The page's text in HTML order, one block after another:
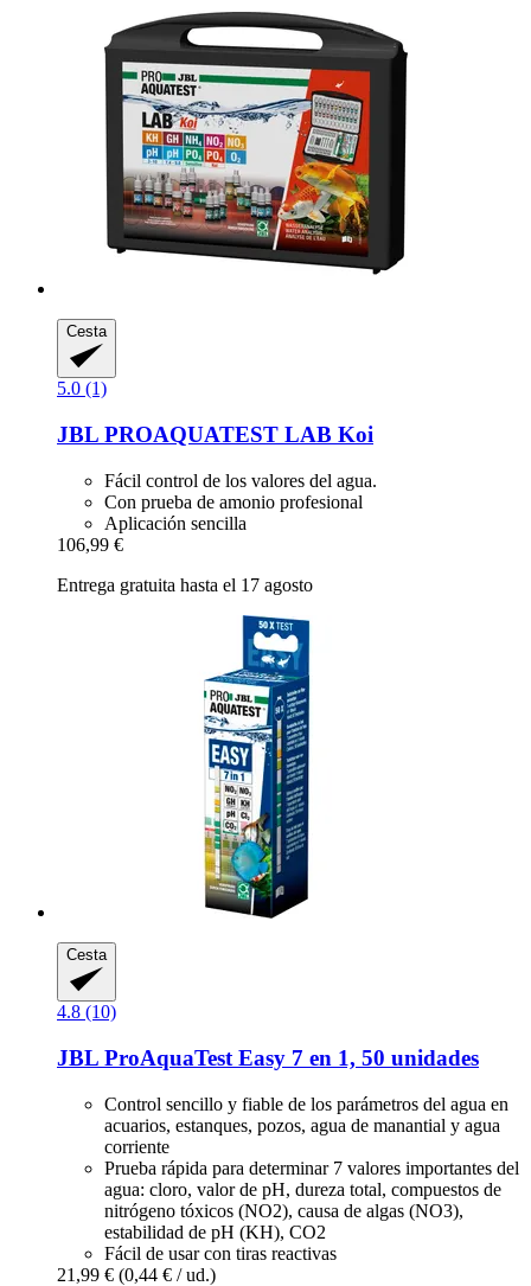
Cesta
5.0 (1)
JBL PROAQUATEST LAB Koi
Fácil control de los valores del agua.
Con prueba de amonio profesional
Aplicación sencilla
106,99 €
Entrega gratuita hasta el 17 agosto
Cesta
4.8 (10)
JBL ProAquaTest Easy 7 en 1, 50 unidades
Control sencillo y fiable de los parámetros del agua en
acuarios, estanques, pozos, agua de manantial y agua
corriente
Prueba rápida para determinar 7 valores importantes del
agua: cloro, valor de pH, dureza total, compuestos de
nitrógeno tóxicos (NO2), causa de algas (NO3),
estabilidad de pH (KH), CO2
Fácil de usar con tiras reactivas
21,99 € (0,44 € / ud.)